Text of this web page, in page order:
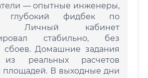
— опытные инженеры,
глубокий фидбек по
Личный кабинет
стабильно, без
сбоев. Домашние задания
из реальных расчетов
площадей. В выходные дни